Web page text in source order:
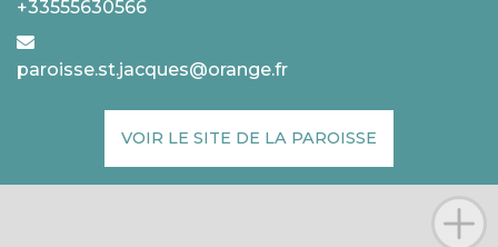
+33555630566
paroisse.st.jacques@orange.fr
VOIR LE SITE DE LA PAROISSE